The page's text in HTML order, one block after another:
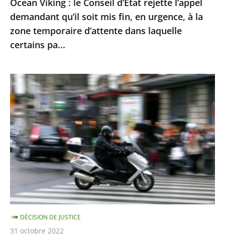
en
urgence,
temporaire
d’attente
dans
laquelle
certains
pa...
Ocean Viking : le Conseil d’État rejette l’appel
demandant qu’il soit mis fin, en urgence, à la
zone temporaire d’attente dans laquelle
certains pa...
Le
contrôle
technique
des
«
deux-
roues
doit
être
mis
en
DÉCISION DE JUSTICE
31 octobre 2022